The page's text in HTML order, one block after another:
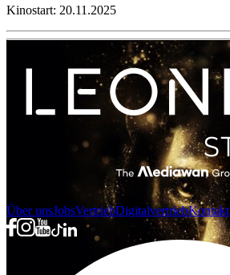
Kinostart: 20.11.2025
Über unsJobsVertriebDigitalvertriebKontakt